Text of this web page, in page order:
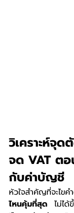
วิเคราะห์จุ
จด VAT ตอ
กับค่าบัญชี
หัวใจสำคัญที่จะไขค
ไหนคุ้มที่สุด ไม่ไ